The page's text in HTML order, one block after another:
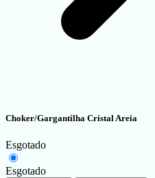
Choker/Gargantilha Cristal Areia
Esgotado
Esgotado